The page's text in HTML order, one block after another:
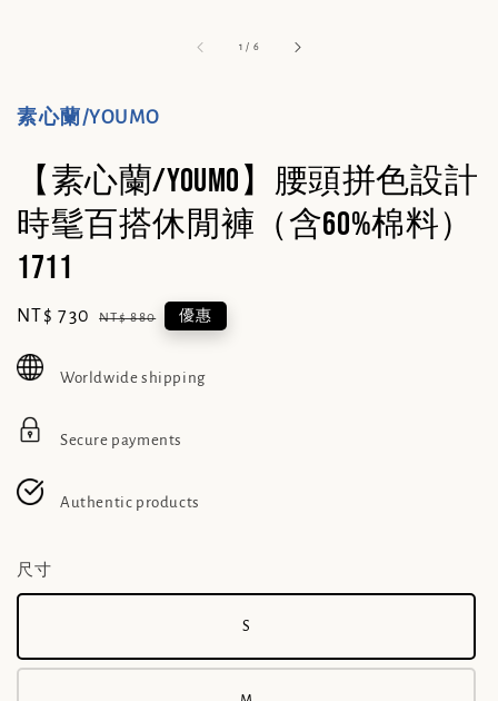
1 / 6
素心蘭/YOUMO
【素心蘭/YOUMO】腰頭拼色設計
時髦百搭休閒褲（含60%棉料）
1711
Sale
NT$ 730 Regular
NT$ 880 優惠
Worldwide shipping
Secure payments
Authentic products
尺寸
S